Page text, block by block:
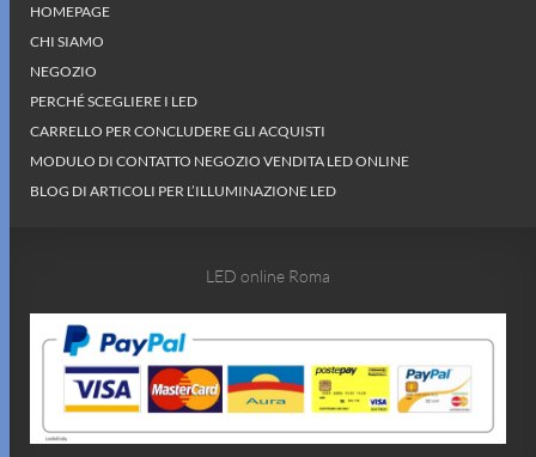
HOMEPAGE
CHI SIAMO
NEGOZIO
PERCHÉ SCEGLIERE I LED
CARRELLO PER CONCLUDERE GLI ACQUISTI
MODULO DI CONTATTO NEGOZIO VENDITA LED ONLINE
BLOG DI ARTICOLI PER L’ILLUMINAZIONE LED
LED online Roma